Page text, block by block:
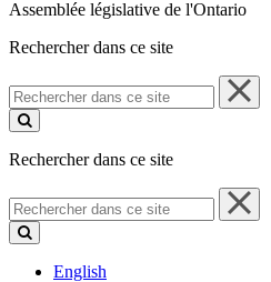
Assemblée législative de l'Ontario
Rechercher dans ce site
Rechercher
dans
ce
Rechercher dans ce site
Rechercher
dans
ce
English